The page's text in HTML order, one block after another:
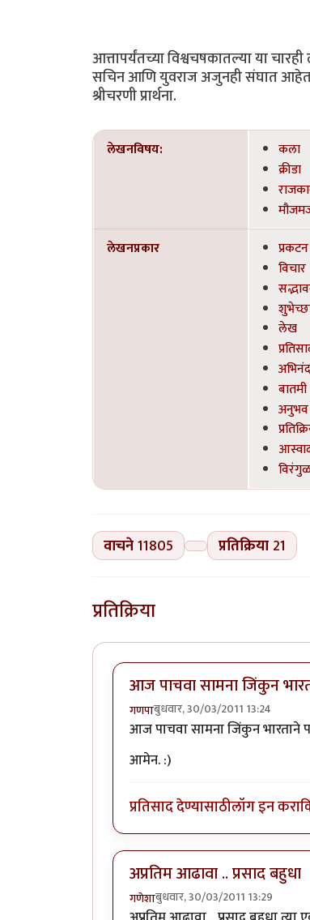
आत्तापर्यंतच्या विश्वचषकातल्या या
सचिन आणि युवराज अजुनही संघात आहेत.
श्रीचरणी प्रार्थना.
लेखनविषय:
कला
क्रीडा
लेखनप्रकार
प्रकटन
विचार
लेख
बातमी
अनुभव
वाचने11805 प्रतिक्रिया 21
प्रतिक्रिया
आज पाचवा सामना जिंकुन
गणपाबुधवार, 30/03/2011 13:24
आज पाचवा सामना जिंकुन भारताने
आमेन. :)
प्रतिसाद देण्यासाठीलॉग इन करा
अप्रतिम आढावा .. प्रसाद बहुधा
गणेशाबुधवार, 30/03/2011 13:29